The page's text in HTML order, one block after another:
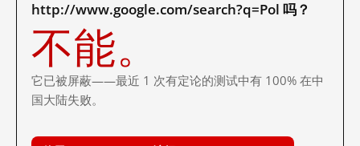
http://www.google.com/search?q=Pol 吗？
不能。
它已被屏蔽——最近 1 次有定论的测试中有 100% 在中
国大陆失败。